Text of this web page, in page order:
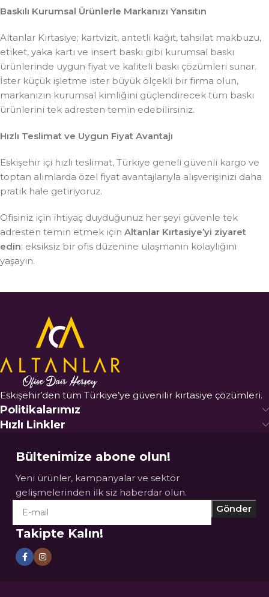
Baskılı Kurumsal Ürünlerle Markanızı Yansıtın
Altanlar Kırtasiye; kartvizit, antetli kağıt, tahsilat makbuzu,
etiket, yaka kartı ve insert baskı gibi kurumsal baskı
ürünlerinde uygun fiyat ve kaliteli baskı çözümleri sunar.
İster küçük işletme ister büyük ölçekli bir firma olun,
markanızın kurumsal kimliğini güçlendirecek tüm baskı
ürünlerini tek adresten temin edebilirsiniz.
Hızlı Teslimat ve Uygun Fiyat Avantajı
Eskişehir içi hızlı teslimat, Türkiye geneli güvenli kargo ve
toptan alımlarda özel fiyat avantajlarıyla alışverişinizi daha
pratik hale getiriyoruz.
Ofisiniz için ihtiyaç duyduğunuz her şeyi güvenle tek
adresten temin etmek için Altanlar Kırtasiye’yi ziyaret
edin; eksiksiz bir ofis düzenine ulaşmanın kolaylığını
yaşayın.
Eskişehir’den tüm Türkiye’ye güvenilir kırtasiye çözümleri.
Politikalarımız
Hızlı Linkler
Bültenimize abone olun!
Yeni ürünler, kampanyalar ve sektör
gelişmelerinden ilk siz haberdar olun.
Takipte Kalın!